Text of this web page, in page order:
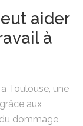
aider
à
Toulouse, une
aux
dommage